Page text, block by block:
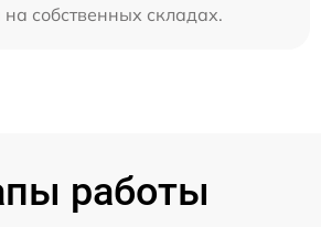
собственных складах.
работы